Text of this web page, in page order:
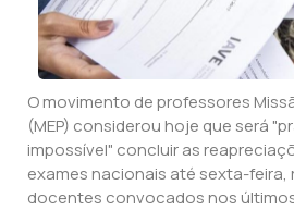
O movimento de professores
(MEP) considerou hoje que será
impossível" concluir as
exames nacionais até sexta-
docentes convocados nos